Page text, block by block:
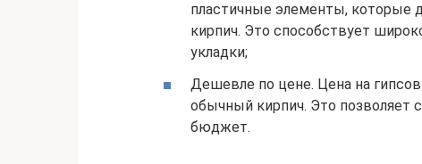
пластичные элементы, которые
кирпич. Это способствует
укладки;
Дешевле по цене. Цена на
обычный кирпич. Это позволяет
бюджет.